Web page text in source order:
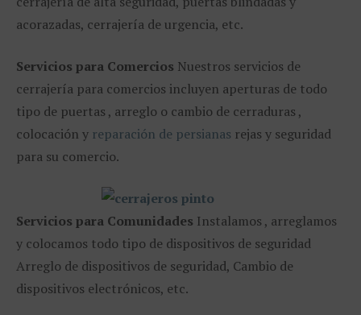
acorazadas, cerrajería de urgencia, etc.
Servicios para Comercios Nuestros servicios de
cerrajería para comercios incluyen aperturas de todo
tipo de puertas , arreglo o cambio de cerraduras ,
colocación y reparación de persianas rejas y seguridad
para su comercio.
Servicios para Comunidades Instalamos , arreglamos
y colocamos todo tipo de dispositivos de seguridad
Arreglo de dispositivos de seguridad, Cambio de
dispositivos electrónicos, etc.